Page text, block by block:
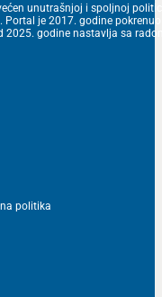
unutrašnjoj i spoljnoj
je 2017. godine
2025. godine nastavlja sa
politika